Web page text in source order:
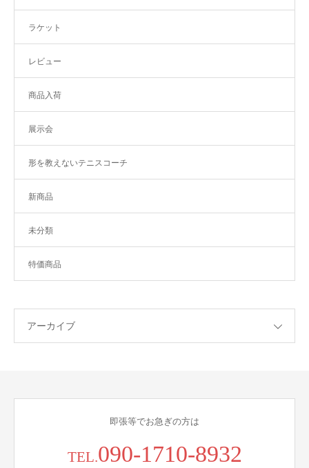
ラケット
レビュー
商品入荷
展示会
形を教えないテニスコーチ
新商品
未分類
特価商品
アーカイブ
即張等でお急ぎの方は
TEL.090-1710-8932